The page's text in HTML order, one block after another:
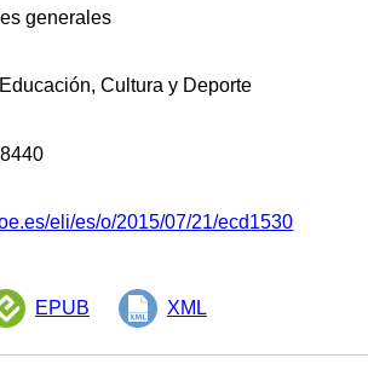
generales
Cultura y Deporte
eli/es/o/2015/07/21/ecd1530
EPUB XML